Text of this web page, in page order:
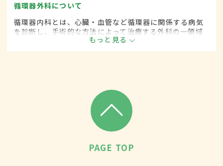
循環器外科について
循環器内科とは、心臓・血管など循環器に関係する病気
を診断し、手術的な方法によって治療する外科の一領域
です。平成20年4月の制度改正前は、循環器科と呼ばれ
ていました。
もっと見る
PAGE TOP